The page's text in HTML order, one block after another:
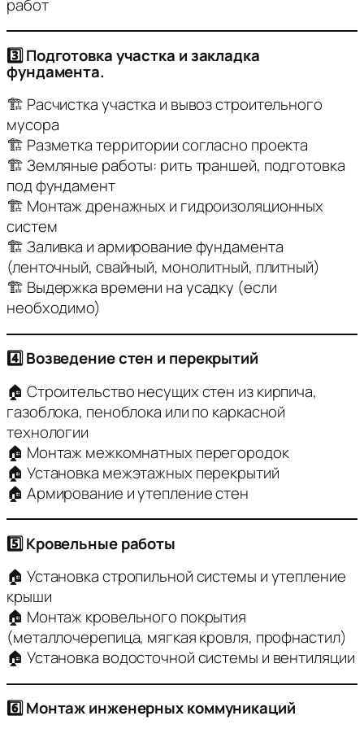
работ
3️⃣ Подготовка участка и закладка
фундамента.
🏗 Расчистка участка и вывоз строительного
мусора
🏗 Разметка территории согласно проекта
🏗 Земляные работы: рить траншей, подготовка
под фундамент
🏗 Монтаж дренажных и гидроизоляционных
систем
🏗 Заливка и армирование фундамента
(ленточный, свайный, монолитный, плитный)
🏗 Выдержка времени на усадку (если
необходимо)
4️⃣ Возведение стен и перекрытий
🏠 Строительство несущих стен из кирпича,
газоблока, пеноблока или по каркасной
технологии
🏠 Монтаж межкомнатных перегородок
🏠 Установка межэтажных перекрытий
🏠 Армирование и утепление стен
5️⃣ Кровельные работы
🏠 Установка стропильной системы и утепление
крыши
🏠 Монтаж кровельного покрытия
(металлочерепица, мягкая кровля, профнастил)
🏠 Установка водосточной системы и вентиляции
6️⃣ Монтаж инженерных коммуникаций